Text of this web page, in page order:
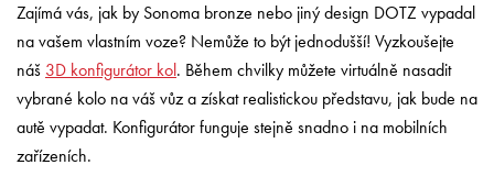
Zajímá vás, jak by Sonoma bronze nebo jiný design DOTZ vypadal
na vašem vlastním voze? Nemůže to být jednodušší! Vyzkoušejte
náš 3D konfigurátor kol. Během chvilky můžete virtuálně nasadit
vybrané kolo na váš vůz a získat realistickou představu, jak bude na
autě vypadat. Konfigurátor funguje stejně snadno i na mobilních
zařízeních.